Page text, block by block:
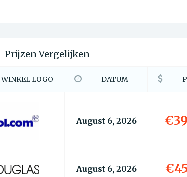
Prijzen Vergelijken
WINKEL LOGO DATUM
August 6, 2026
August 6, 2026